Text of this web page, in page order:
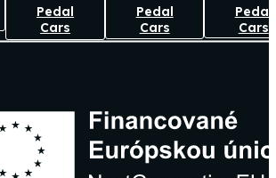
Pedal
Cars
Pedal
Cars
Pedal
Cars